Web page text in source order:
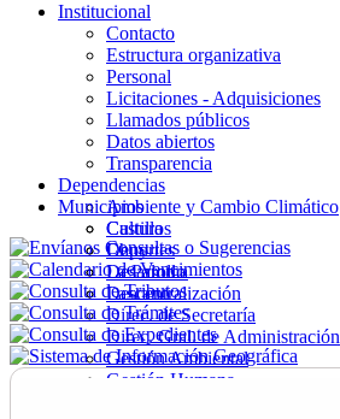
Institucional
Contacto
Estructura organizativa
Personal
Licitaciones - Adquisiciones
Llamados públicos
Datos abiertos
Transparencia
Dependencias
Ambiente y Cambio Climático
Cultura
Deportes
Desarrollo
Descentralización
Direc. de Secretaría
Direc. Gral. de Administración
Gestión Ambiental
Gestión Humana
Municipios
Castillos
Chuy
La Paloma
Lascano